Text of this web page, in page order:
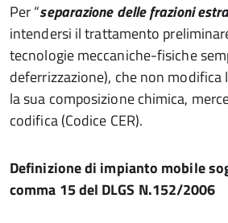
Per “separazione delle frazioni
intendersi il trattamento
tecnologie meccaniche-fisiche
deferrizzazione), che non
la sua composizione chimica,
codifica (Codice CER).
Definizione di impianto mobile
comma 15 del DLGS N.152/2006